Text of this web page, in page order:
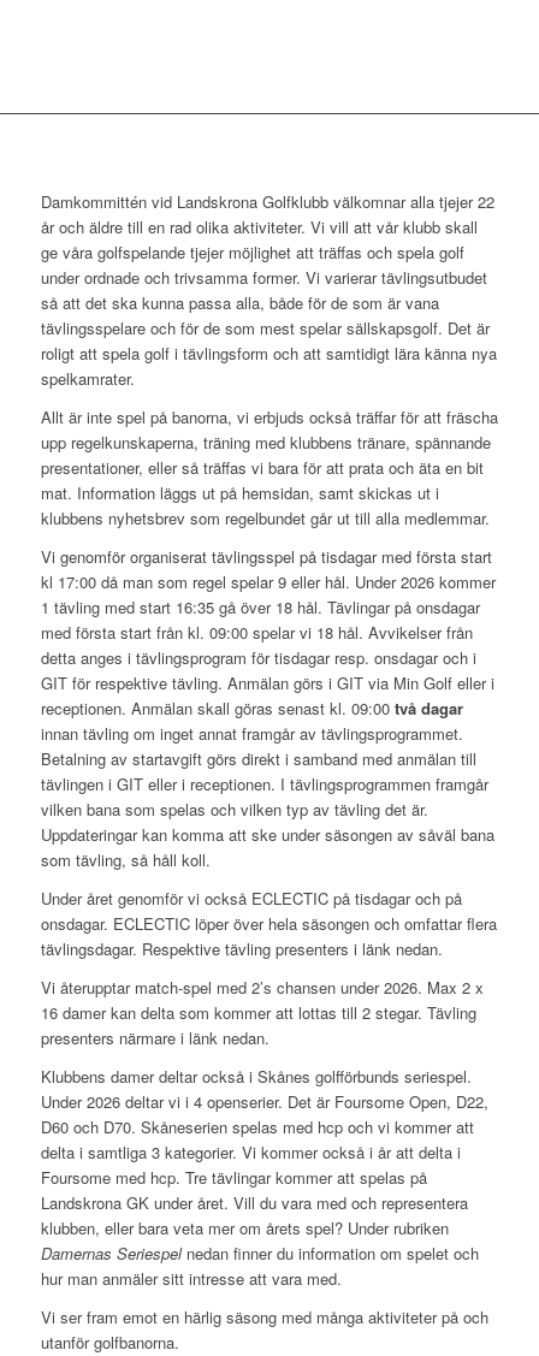
Damkommittén vid Landskrona Golfklubb välkomnar alla tjejer 22
år och äldre till en rad olika aktiviteter. Vi vill att vår klubb skall
ge våra golfspelande tjejer möjlighet att träffas och spela golf
under ordnade och trivsamma former. Vi varierar tävlingsutbudet
så att det ska kunna passa alla, både för de som är vana
tävlingsspelare och för de som mest spelar sällskapsgolf. Det är
roligt att spela golf i tävlingsform och att samtidigt lära känna nya
spelkamrater.
Allt är inte spel på banorna, vi erbjuds också träffar för att fräscha
upp regelkunskaperna, träning med klubbens tränare, spännande
presentationer, eller så träffas vi bara för att prata och äta en bit
mat. Information läggs ut på hemsidan, samt skickas ut i
klubbens nyhetsbrev som regelbundet går ut till alla medlemmar.
Vi genomför organiserat tävlingsspel på tisdagar med första start
kl 17:00 då man som regel spelar 9 eller hål. Under 2026 kommer
1 tävling med start 16:35 gå över 18 hål. Tävlingar på onsdagar
med första start från kl. 09:00 spelar vi 18 hål. Avvikelser från
detta anges i tävlingsprogram för tisdagar resp. onsdagar och i
GIT för respektive tävling. Anmälan görs i GIT via Min Golf eller i
receptionen. Anmälan skall göras senast kl. 09:00 två dagar
innan tävling om inget annat framgår av tävlingsprogrammet.
Betalning av startavgift görs direkt i samband med anmälan till
tävlingen i GIT eller i receptionen. I tävlingsprogrammen framgår
vilken bana som spelas och vilken typ av tävling det är.
Uppdateringar kan komma att ske under säsongen av såväl bana
som tävling, så håll koll.
Under året genomför vi också ECLECTIC på tisdagar och på
onsdagar. ECLECTIC löper över hela säsongen och omfattar flera
tävlingsdagar. Respektive tävling presenters i länk nedan.
Vi återupptar match-spel med 2’s chansen under 2026. Max 2 x
16 damer kan delta som kommer att lottas till 2 stegar. Tävling
presenters närmare i länk nedan.
Klubbens damer deltar också i Skånes golfförbunds seriespel.
Under 2026 deltar vi i 4 openserier. Det är Foursome Open, D22,
D60 och D70. Skåneserien spelas med hcp och vi kommer att
delta i samtliga 3 kategorier. Vi kommer också i år att delta i
Foursome med hcp. Tre tävlingar kommer att spelas på
Landskrona GK under året. Vill du vara med och representera
klubben, eller bara veta mer om årets spel? Under rubriken
Damernas Seriespelnedan finner du information om spelet och
hur man anmäler sitt intresse att vara med.
Vi ser fram emot en härlig säsong med många aktiviteter på och
utanför golfbanorna.